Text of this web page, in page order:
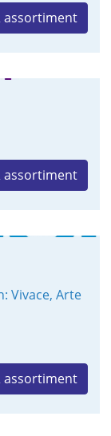
assortiment
assortiment
Vivace, Arte
assortiment